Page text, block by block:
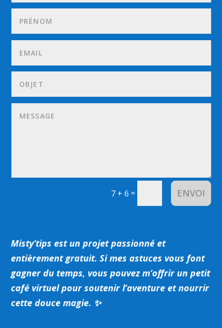
7 + 6 = ENVOI
Misty’tips est un projet passionné et
entièrement gratuit. Si mes astuces vous font
gagner du temps, vous pouvez m’offrir un petit
café virtuel pour soutenir l’aventure et nourrir
cette douce magie. ✨